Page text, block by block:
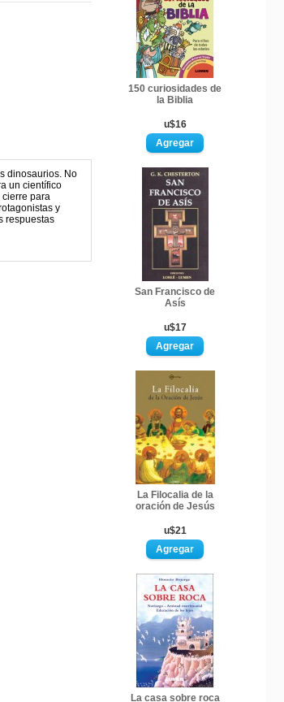
150 curiosidades de
la Biblia
u$16
San Francisco de
Asís
u$17
La Filocalia de la
oración de Jesús
u$21
La casa sobre roca
dinosaurios. No
un científico
cierre para
y
respuestas